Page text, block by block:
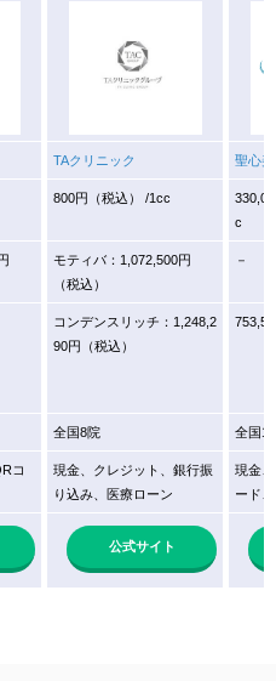
TAクリニック 聖心
800円（税込） /1cc
c
モティバ：1,072,500円
（税込）
－
コンデンスリッチ：1,248,2
90円（税込）
全国8院 全国
コ
現金、クレジット、銀行振
り込み、医療ローン
現金
ード
公式サイト